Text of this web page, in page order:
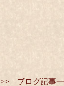
>> ブログ記事